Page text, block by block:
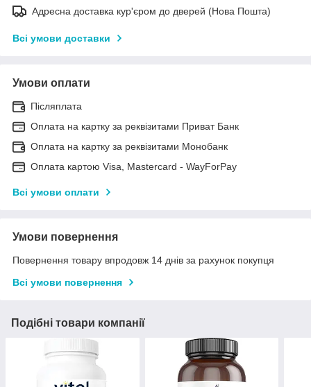
Адресна доставка кур'єром до дверей (Нова Пошта)
Всі умови доставки
Умови оплати
Післяплата
Оплата на картку за реквізитами Приват Банк
Оплата на картку за реквізитами Монобанк
Оплата картою Visa, Mastercard - WayForPay
Всі умови оплати
Умови повернення
Повернення товару впродовж 14 днів за рахунок покупця
Всі умови повернення
Подібні товари компанії